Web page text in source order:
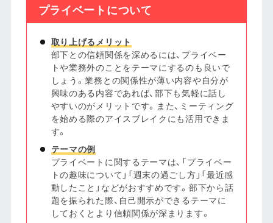
プライベートについて
取り上げるメリット
部下との信頼関係を深めるには、プライベー
トや業務外のことをテーマにするのも良いで
しょう。業務との関係性が薄い内容や自分が
興味のある内容であれば、部下も気軽に話し
やすいのがメリットです。また、ミーティング
を始める際のアイスブレイクにも活用できま
す。
テーマの例
プライベートに関するテーマは、「プライベー
トの趣味について」「週末の過ごし方」「最近感
動したこと」などがおすすめです。部下から話
題を振られた際、自己開示ができるテーマに
しておくとより信頼関係が深まります。